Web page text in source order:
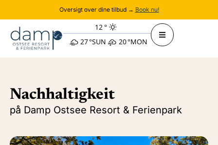
Oversigt over dine tilbud → Book nu!
12°
27°SUN 20°MON
Nachhaltigkeit
på Damp Ostsee Resort & Ferienpark